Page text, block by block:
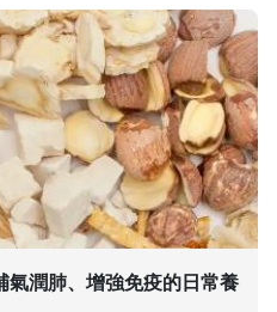
氣潤肺、增強免疫的日常養